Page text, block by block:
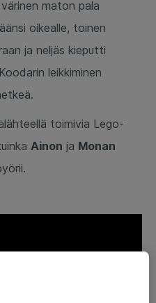
maton pala
oikealle, toinen
ja neljäs kieputti
leikkiminen
toimivia Lego-
Ainon ja Monan